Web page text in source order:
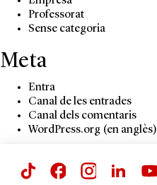
Professorat
Sense categoria
Meta
Entra
Canal de les entrades
Canal dels comentaris
WordPress.org (en anglès)